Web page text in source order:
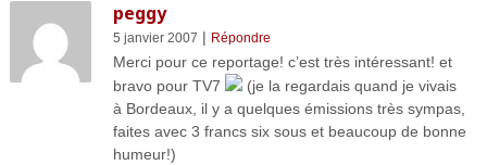
peggy
5 janvier 2007 | Répondre
Merci pour ce reportage! c’est très intéressant! et
bravo pour TV7
(je la regardais quand je vivais
à Bordeaux, il y a quelques émissions très sympas,
faites avec 3 francs six sous et beaucoup de bonne
humeur!)